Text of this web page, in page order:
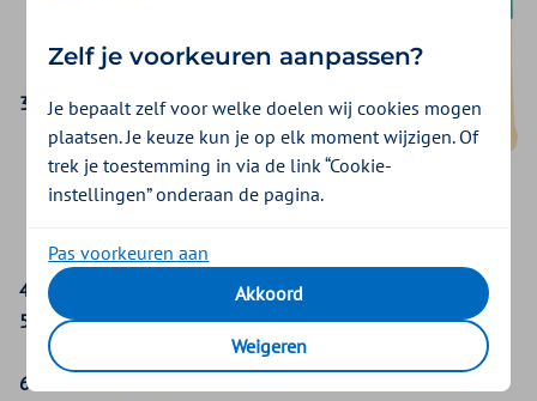
ziekenhuis concludeert dat de benodigde
behandeling een uitzonderingis.
Uw ziekenhuis informeert Bart dat het niet
gecontracteerd is, maar dat zijn
behandeling een uitzondering betreft. Dit
betekent dat Bart toch recht heeft op
volgens de polisvoorwaarden.
Bart ondergaat de behandeling.
Uw ziekenhuis declareert de behandeling
via VECOZO.
Zelf je voorkeuren aanpassen?
Je bepaalt zelf voor welke doelen wij cookies mogen
plaatsen. Je keuze kun je op elk moment wijzigen. Of
trek je toestemming in via de link “Cookie-
instellingen” onderaan de pagina.
Pas voorkeuren aan
Akkoord
Weigeren